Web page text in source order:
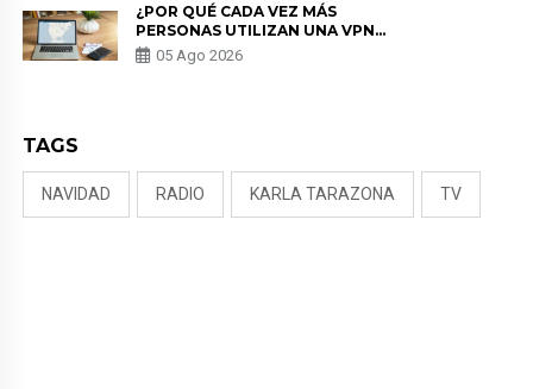
¿POR QUÉ CADA VEZ MÁS
PERSONAS UTILIZAN UNA VPN
PARA PROTEGER SU
PRIVACIDAD?
05 Ago 2026
TAGS
NAVIDAD RADIO KARLA TARAZONA TV